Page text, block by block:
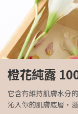
橙花純露
它含有維持肌膚水分
沁入你的肌膚底層，